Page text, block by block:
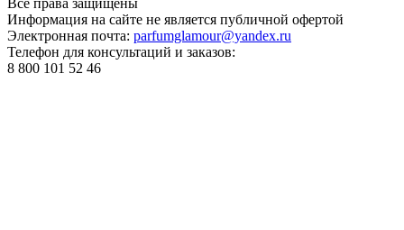
Информация на сайте не является публичной офертой
Электронная почта: parfumglamour@yandex.ru
Телефон для консультаций и заказов:
8 800 101 52 46